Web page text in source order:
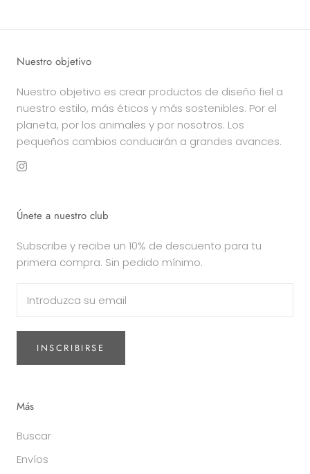
Nuestro objetivo
Nuestro objetivo es crear productos de diseño fiel a
nuestro estilo, más éticos y más sostenibles. Por el
planeta, por los animales y por nosotros. Los
pequeños cambios conducirán a grandes avances.
Únete a nuestro club
Subscribe y recibe un 10% de descuento para tu
primera compra. Sin pedido mínimo.
INSCRIBIRSE
Más
Buscar
Envíos